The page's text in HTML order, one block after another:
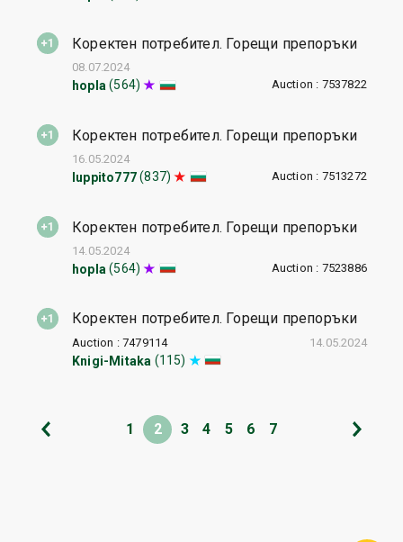
Коректен потребител. Горещи препоръки
hopla (564) Auction : 7537822
08.07.2024
Коректен потребител. Горещи препоръки
luppito777 (837) Auction : 7513272
16.05.2024
Коректен потребител. Горещи препоръки
hopla (564) Auction : 7523886
14.05.2024
Коректен потребител. Горещи препоръки
Knigi-Mitaka (115)
Auction : 7479114 14.05.2024
1 2 3 4 5 6 7